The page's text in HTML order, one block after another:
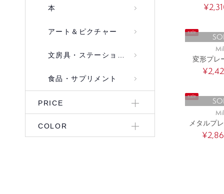
本
アート＆ピクチャー
文房具・ステーショナリー
食品・サプリメント
PRICE
COLOR
sale
変形プレ
sale
メタルプ